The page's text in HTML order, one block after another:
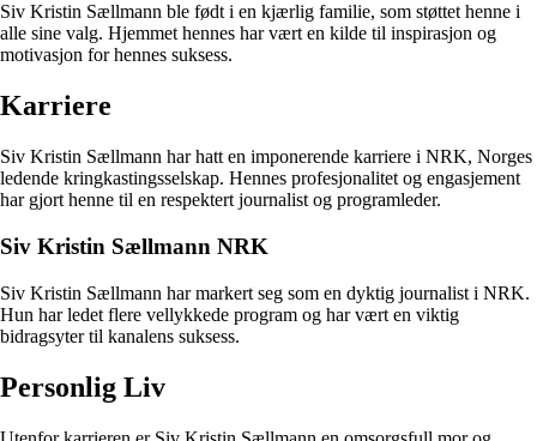
Siv Kristin Sællmann ble født i en kjærlig familie, som støttet henne i
alle sine valg. Hjemmet hennes har vært en kilde til inspirasjon og
motivasjon for hennes suksess.
Karriere
Siv Kristin Sællmann har hatt en imponerende karriere i NRK, Norges
ledende kringkastingsselskap. Hennes profesjonalitet og engasjement
har gjort henne til en respektert journalist og programleder.
Siv Kristin Sællmann NRK
Siv Kristin Sællmann har markert seg som en dyktig journalist i NRK.
Hun har ledet flere vellykkede program og har vært en viktig
bidragsyter til kanalens suksess.
Personlig Liv